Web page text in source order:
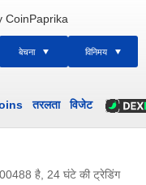
CoinPaprika
बेचना विनिमय
तरलता विजेट
है, 24 घंटे की ट्रेडिंग